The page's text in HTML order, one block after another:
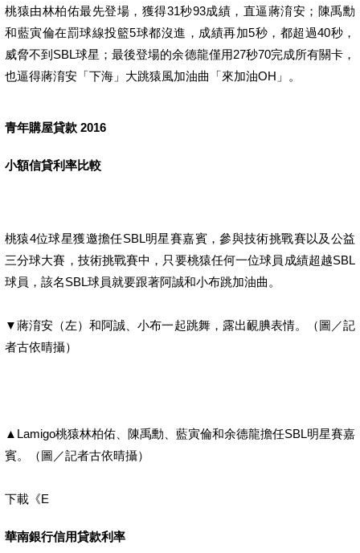
桃猿由林柏佑最先登場，獲得31秒93成績，直逼蔣淯安；陳禹勳
和藍寅倫在罰球線投籃5球都沒進，成績再加5秒，都超過40秒，
威脅不到SBL球星；最後登場的余德龍僅用27秒70完成所有關卡，
也逼得蔣淯安「下海」大跳猿風加油曲「來加油OH」。
青年購屋貸款 2016
小額信貸利率比較
桃猿4位球星獲邀擔任SBL明星賽嘉賓，參與技術挑戰賽以及公益
三分球大賽，技術挑戰賽中，只要桃猿任何一位球員成績超越SBL
球員，該名SBL球員就要跟著阿誠和小布跳加油曲。
▼蔣淯安（左）和阿誠、小布一起跳舞，露出靦腆表情。（圖／記
者古依晴攝）
▲Lamigo桃猿林柏佑、陳禹勳、藍寅倫和余德龍擔任SBL明星賽嘉
賓。（圖／記者古依晴攝）
下載《E
華南銀行信用貸款利率